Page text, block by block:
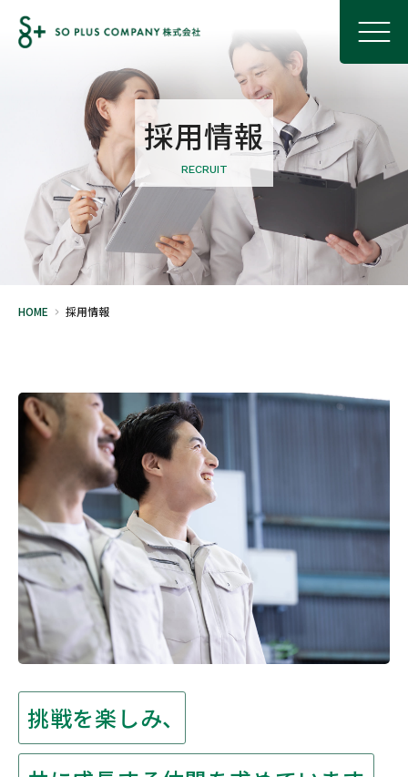
採用情報
RECRUIT
HOME 採用情報
挑戦を楽しみ、